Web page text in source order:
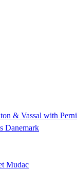
& Vassal with
Danemark
Mudac